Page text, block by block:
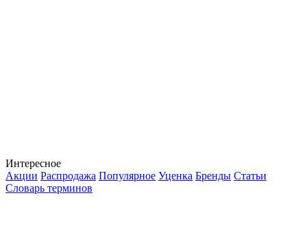
Интересное
Акции Распродажа Популярное Уценка Бренды Статьи
Словарь терминов